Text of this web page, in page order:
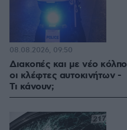
Διακοπές και με νέο κόλπο
οι κλέφτες αυτοκινήτων -
Τι κάνουν;
08.08.2026, 09:50